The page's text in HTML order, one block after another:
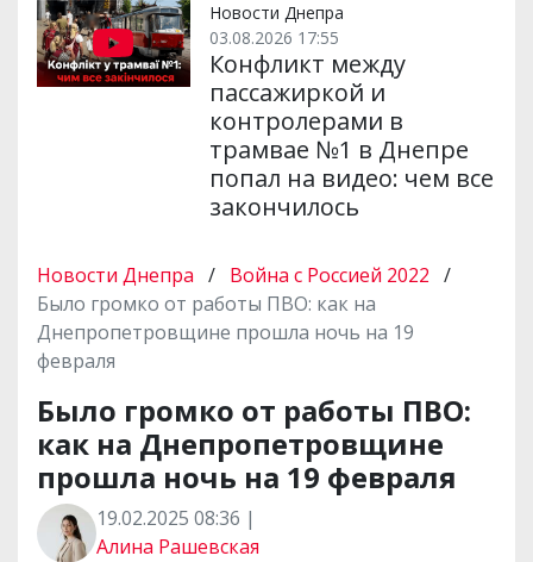
Новости Днепра
03.08.2026 17:55
Конфликт между
пассажиркой и
контролерами в
трамвае №1 в Днепре
попал на видео: чем все
закончилось
Новости Днепра / Война с Россией 2022 /
Было громко от работы ПВО: как на
Днепропетровщине прошла ночь на 19
февраля
Было громко от работы ПВО:
как на Днепропетровщине
прошла ночь на 19 февраля
19.02.2025 08:36 |
Алина Рашевская